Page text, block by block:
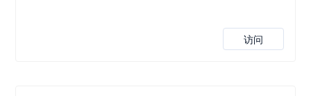
访问